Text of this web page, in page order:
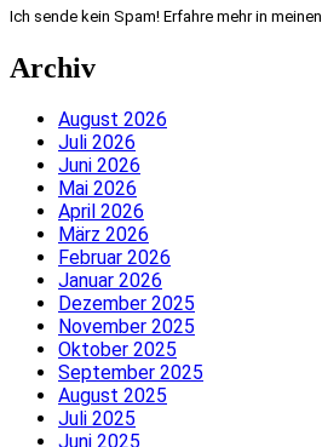
Ich sende kein Spam! Erfahre mehr in meinen
Archiv
August 2026
Juli 2026
Juni 2026
Mai 2026
April 2026
März 2026
Februar 2026
Januar 2026
Dezember 2025
November 2025
Oktober 2025
September 2025
August 2025
Juli 2025
Juni 2025